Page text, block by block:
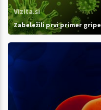
Vizita.si
Zabeležili prvi primer gripe